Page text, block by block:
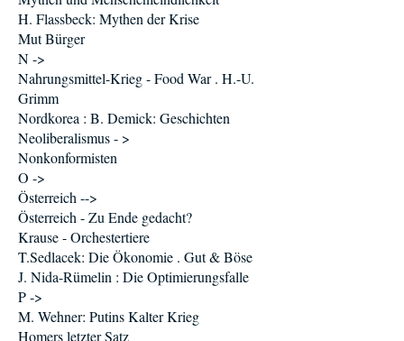
H. Flassbeck: Mythen der Krise
Mut Bürger
N ->
Nahrungsmittel-Krieg - Food War . H.-U.
Grimm
Nordkorea : B. Demick: Geschichten
Neoliberalismus - >
Nonkonformisten
O ->
Österreich -->
Österreich - Zu Ende gedacht?
Krause - Orchestertiere
T.Sedlacek: Die Ökonomie . Gut & Böse
J. Nida-Rümelin : Die Optimierungsfalle
P ->
M. Wehner: Putins Kalter Krieg
Homers letzter Satz